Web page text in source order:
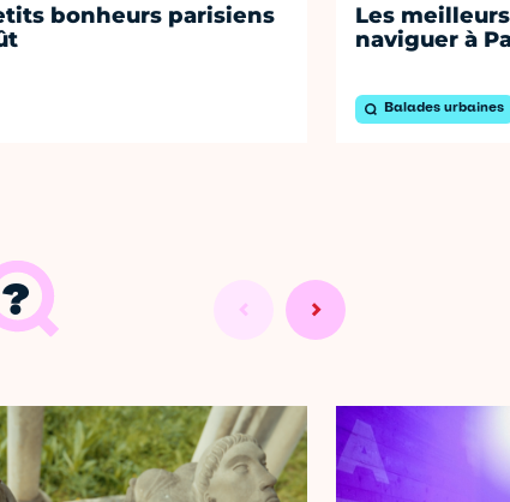
bonheurs parisiens
Les
naviguer à
Balades urbaines